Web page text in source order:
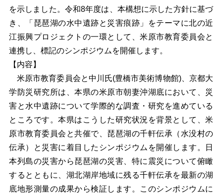
を示しました。令和8年度は、本構想に示した方針に基づ
き、「琵琶湖の水中遺跡と災害痕跡」をテーマに北の近
江振興プロジェクトの一環として、米原市教育委員会と
連携し、標記のシンポジウムを開催します。
【内容】
米原市教育委員会と中川氏(豊橋市美術博物館)、京都大
学防災研究所は、本県の米原市朝妻沖湖底において、災
害と水中遺跡について学際的な調査・研究を進めている
ところです。本県はこうした研究状況を背景として、米
原市教育委員会と共催で、琵琶湖の千軒伝承（水没村の
伝承）と災害に着目したシンポジウムを開催します。日
本列島の災害から琵琶湖の災害、特に震災について俯瞰
するとともに、湖北湖岸地域に残る千軒伝承を最新の湖
底地形測量の成果から検証します。
このシンポジウムに